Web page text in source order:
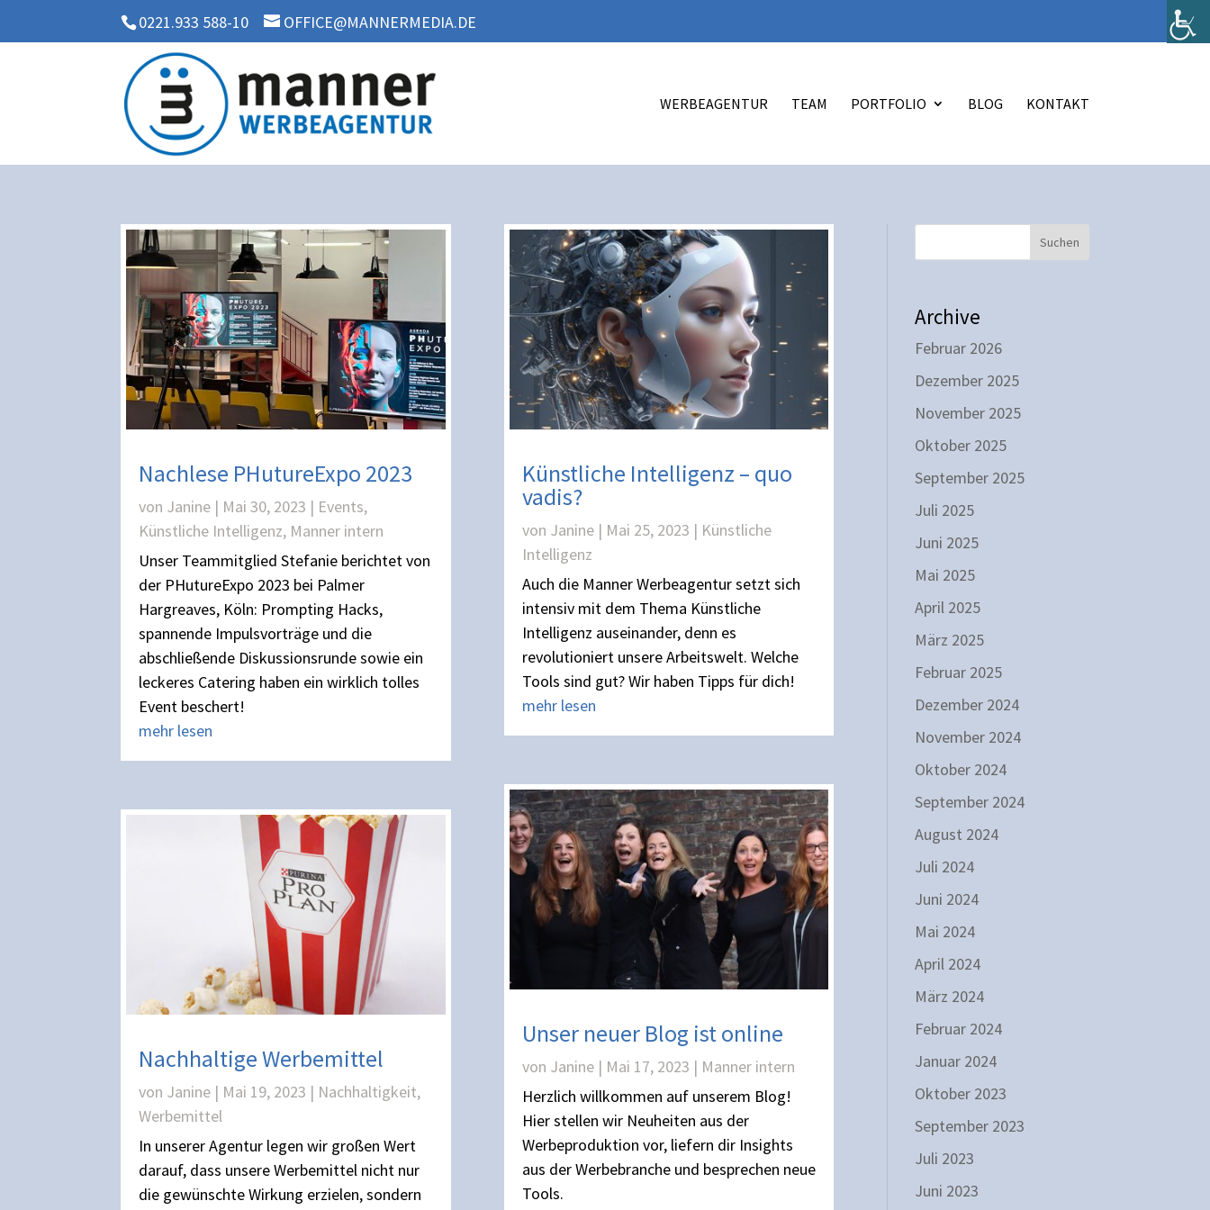
0221.933 588-10 OFFICE@MANNERMEDIA.DE
WERBEAGENTUR TEAM PORTFOLIO BLOG KONTAKT
Nachlese PHutureExpo 2023
von Janine | Mai 30, 2023 | Events,
Künstliche Intelligenz, Manner intern
Unser Teammitglied Stefanie berichtet von
der PHutureExpo 2023 bei Palmer
Hargreaves, Köln: Prompting Hacks,
spannende Impulsvorträge und die
abschließende Diskussionsrunde sowie ein
leckeres Catering haben ein wirklich tolles
Event beschert!
mehr lesen
Nachhaltige Werbemittel
von Janine | Mai 19, 2023 | Nachhaltigkeit,
Werbemittel
In unserer Agentur legen wir großen Wert
darauf, dass unsere Werbemittel nicht nur
die gewünschte Wirkung erzielen, sondern
Künstliche Intelligenz – quo
vadis?
von Janine| Mai 25, 2023 | Künstliche
Intelligenz
Auch die Manner Werbeagentur setzt sich
intensiv mit dem Thema Künstliche
Intelligenz auseinander, denn es
revolutioniert unsere Arbeitswelt. Welche
Tools sind gut? Wir haben Tipps für dich!
mehr lesen
Unser neuer Blog ist online
von Janine| Mai 17, 2023 | Manner intern
Herzlich willkommen auf unserem Blog!
Hier stellen wir Neuheiten aus der
Werbeproduktion vor, liefern dir Insights
aus der Werbebranche und besprechen neue
Tools.
Suchen
Archive
Februar 2026
Dezember 2025
November 2025
Oktober 2025
September 2025
Juli 2025
Juni 2025
Mai 2025
April 2025
März 2025
Februar 2025
Dezember 2024
November 2024
Oktober 2024
September 2024
August 2024
Juli 2024
Juni 2024
Mai 2024
April 2024
März 2024
Februar 2024
Januar 2024
Oktober 2023
September 2023
Juli 2023
Juni 2023